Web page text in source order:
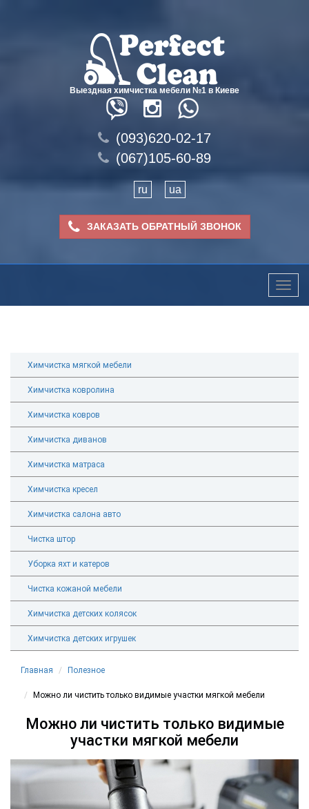
Выездная химчистка мебели №1 в Киеве
(093)620-02-17
(067)105-60-89
ru ua
ЗАКАЗАТЬ ОБРАТНЫЙ ЗВОНОК
Toggle
Химчистка мягкой мебели
Химчистка ковролина
Химчистка ковров
Химчистка диванов
Химчистка матраса
Химчистка кресел
Химчистка салона авто
Чистка штор
Уборка яхт и катеров
Чистка кожаной мебели
Химчистка детских колясок
Химчистка детских игрушек
Главная Полезное
Можно ли чистить только видимые участки мягкой мебели
Можно ли чистить только видимые
участки мягкой мебели